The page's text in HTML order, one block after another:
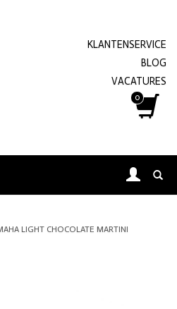
KLANTENSERVICE
BLOG
VACATURES
0
LIGHT CHOCOLATE MARTINI